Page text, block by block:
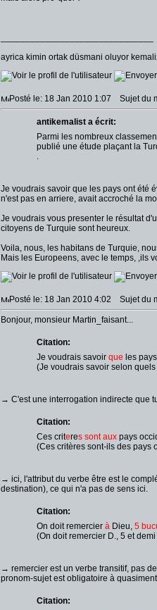
ayrica kimin ortak düsmani oluyor
Posté le: 18 Jan 2010 1:07 Sujet du
antikemalist a écrit:
Parmi les nombreux
publié une étude plaçant la
.
Je voudrais savoir que les pays ont été
n'est pas en arriere, avait accroché la
Je voudrais vous presenter le résultat
citoyens de Turquie sont heureux.
Voila, nous, les habitans de Turquie,
Mais les Europeens, avec le temps, ,ils
Posté le: 18 Jan 2010 4:02 Sujet du
Bonjour, monsieur Martin_faisant...
Citation:
Je voudrais savoir que les
(Je voudrais savoir selon
→ C'est une interrogation indirecte que
Citation:
Ces criteres sont aux pays
(Ces critères sont-ils des pays
→ ici, l'attribut du verbe être est le
destination), ce qui n'a pas de sens ici.
Citation:
On doit remercier à Dieu, 5
(On doit remercier D., 5 et
→ remercier est un verbe transitif, pas
pronom-sujet est obligatoire à
Citation: